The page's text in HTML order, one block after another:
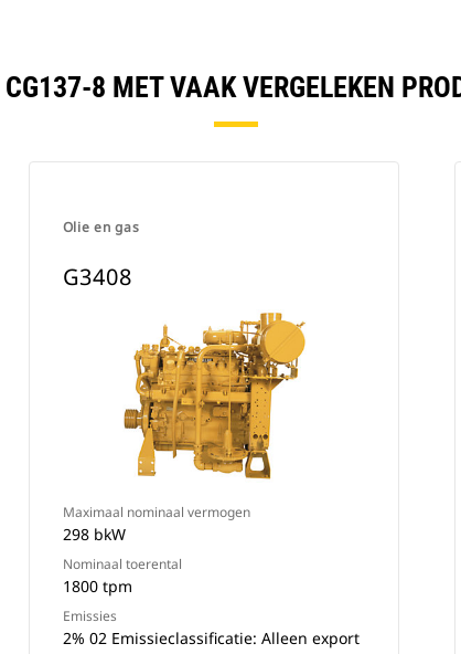
8 MET VAAK VERGELEKEN
Olie en gas
G3408
Maximaal nominaal vermogen
298 bkW
Nominaal toerental
1800 tpm
Emissies
2% 02 Emissieclassificatie: Alleen export